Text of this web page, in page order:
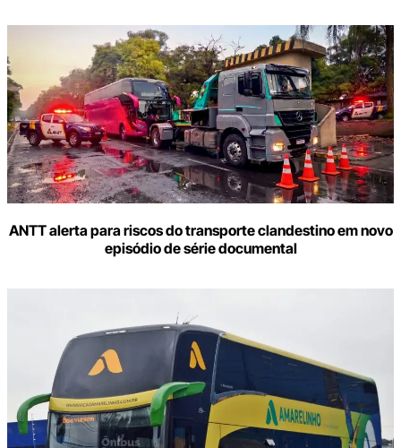
ANTT alerta para riscos do transporte clandestino em novo
episódio de série documental